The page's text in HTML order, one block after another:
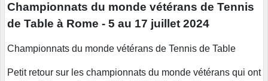
Championnats du monde vétérans de Tennis
de Table à Rome - 5 au 17 juillet 2024
Championnats du monde vétérans de Tennis de Table
Petit retour sur les championnats du monde vétérans qui ont